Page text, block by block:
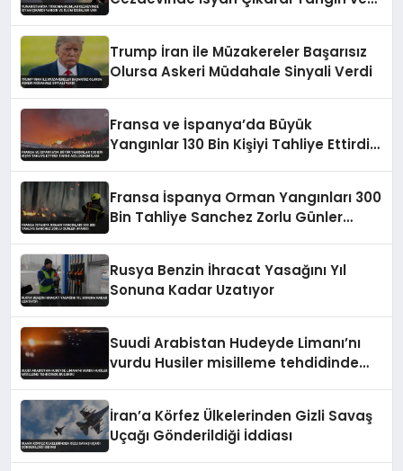
Trump İran ile Müzakereler Başarısız
Olursa Askeri Müdahale Sinyali Verdi
Fransa ve İspanya’da Büyük
Yangınlar 130 Bin Kişiyi Tahliye Ettirdi
Fransa İspanya Orman Yangınları 300
Bin Tahliye Sanchez Zorlu Günler
Rusya Benzin İhracat Yasağını Yıl
Sonuna Kadar Uzatıyor
Suudi Arabistan Hudeyde Limanı’nı
vurdu Husiler misilleme tehdidinde
İran’a Körfez Ülkelerinden Gizli Savaş
Uçağı Gönderildiği İddiası